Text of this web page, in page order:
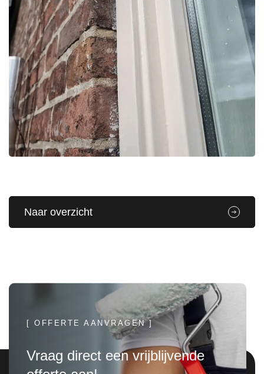
Naar overzicht
[ OFFERTE AANVRAGEN ]
Vraag direct een vrijblijvende